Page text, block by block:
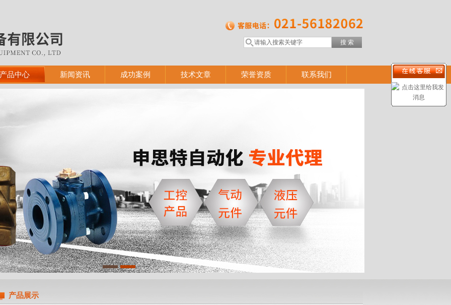
品中心 新闻资讯 成功案例 技术文章 荣誉资质 联系我们
产品展示